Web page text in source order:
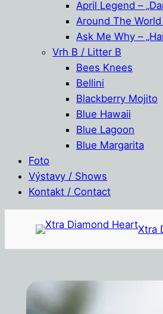
April Legend –
Around The World
Ask Me Why –
Vrh B / Litter B
Bees Knees
Bellini
Blackberry Mojito
Blue Hawaii
Blue Lagoon
Blue Margarita
Foto
Výstavy / Shows
Kontakt / Contact
obsah
Xtra